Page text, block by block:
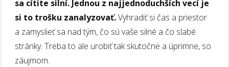
sa cítite silní. Jednou z najjednoduchších vecí je
si to trošku zanalyzovať.Vyhradiť si čas a priestor
a zamyslieť sa nad tým, čo sú vaše silné a čo slabé
stránky. Treba to ale urobiť tak skutočne a úprimne, so
záujmom.